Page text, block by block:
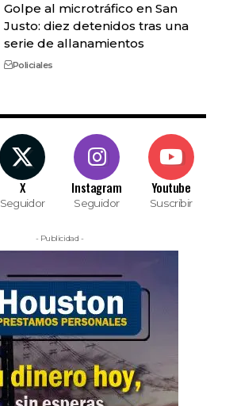
Golpe al microtráfico en San
Justo: diez detenidos tras una
serie de allanamientos
Policiales
X
Seguidor
Instagram
Seguidor
Youtube
Suscribir
- Publicidad -